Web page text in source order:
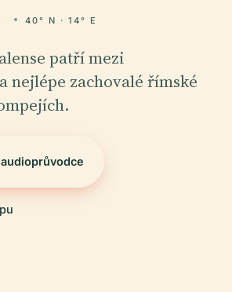
40° N · 14° E
patří mezi
nejlépe zachovalé římské